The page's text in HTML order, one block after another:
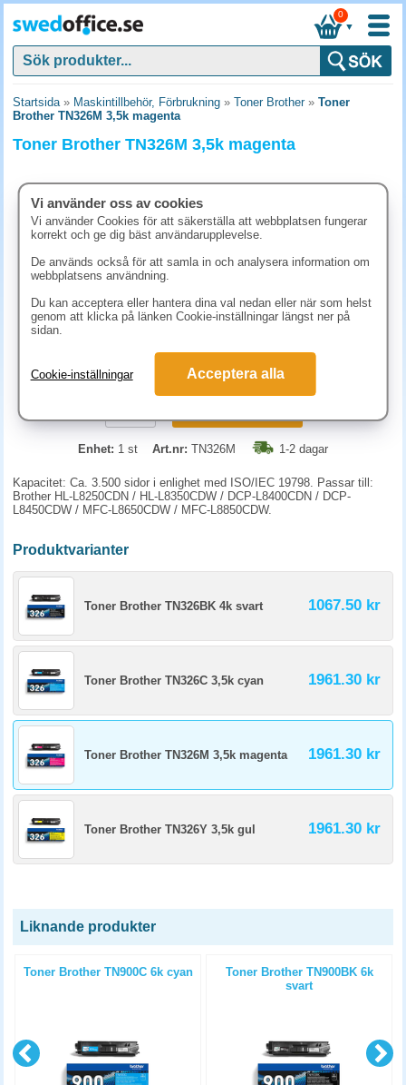
▼
0
Startsida» Maskintillbehör, Förbrukning » Toner Brother» Toner
Brother TN326M 3,5k magenta
Toner Brother TN326M 3,5k magenta
1961.30 kr (inkl. moms)
Enhet: 1 st Art.nr: TN326M 1-2 dagar
Kapacitet: Ca. 3.500 sidor i enlighet med ISO/IEC 19798. Passar till:
Brother HL-L8250CDN / HL-L8350CDW / DCP-L8400CDN / DCP-
L8450CDW / MFC-L8650CDW / MFC-L8850CDW.
Produktvarianter
Toner Brother TN326BK 4k svart 1067.50 kr
Toner Brother TN326C 3,5k cyan 1961.30 kr
Toner Brother TN326M 3,5k magenta 1961.30 kr
Toner Brother TN326Y 3,5k gul 1961.30 kr
Liknande produkter
Toner Brother TN900C 6k cyan
Toner Brother TN900BK 6k
svart
Vi använder oss av cookies
Vi använder Cookies för att säkerställa att webbplatsen fungerar
korrekt och ge dig bäst användarupplevelse.
De används också för att samla in och analysera information om
webbplatsens användning.
Du kan acceptera eller hantera dina val nedan eller när som helst
genom att klicka på länken Cookie-inställningar längst ner på
sidan.
Cookie-inställningar Acceptera alla